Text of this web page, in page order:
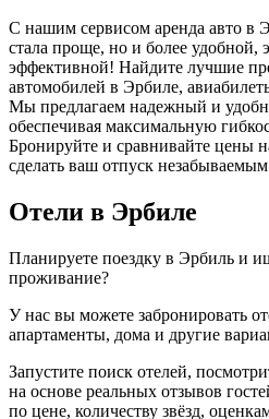
С нашим сервисом аренда авто в
стала проще, но и более удобной,
эффективной! Найдите лучшие
автомобилей в Эрбиле,
Мы предлагаем надежный и
обеспечивая максимальную
Бронируйте и сравнивайте цены
сделать ваш отпуск
Отели в Эрбиле
Планируете поездку в Эрбиль и
проживание?
У нас вы можете забронировать
апартаменты, дома и другие
Запустите поиск отелей,
на основе реальных отзывов
по цене, количеству звёзд,